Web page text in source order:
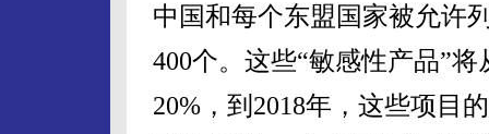
中国和每个东盟国家被允许
400个。这些“敏感性产品”
20%，到2018年，这些项目